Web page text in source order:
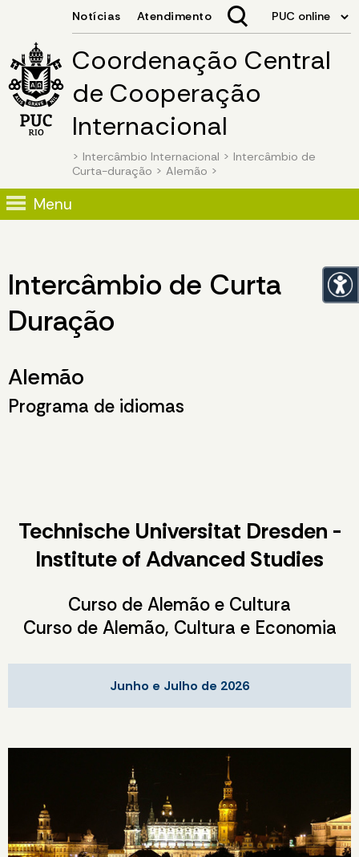
Coordenação Central
de Cooperação
Internacional
> Intercâmbio Internacional > Intercâmbio de
Curta-duração > Alemão >
Menu
Intercâmbio de Curta
Duração
Alemão
Programa de idiomas
Technische Universitat Dresden -
Institute of Advanced Studies
Curso de Alemão e Cultura
Curso de Alemão, Cultura e Economia
Junho e Julho de 2026